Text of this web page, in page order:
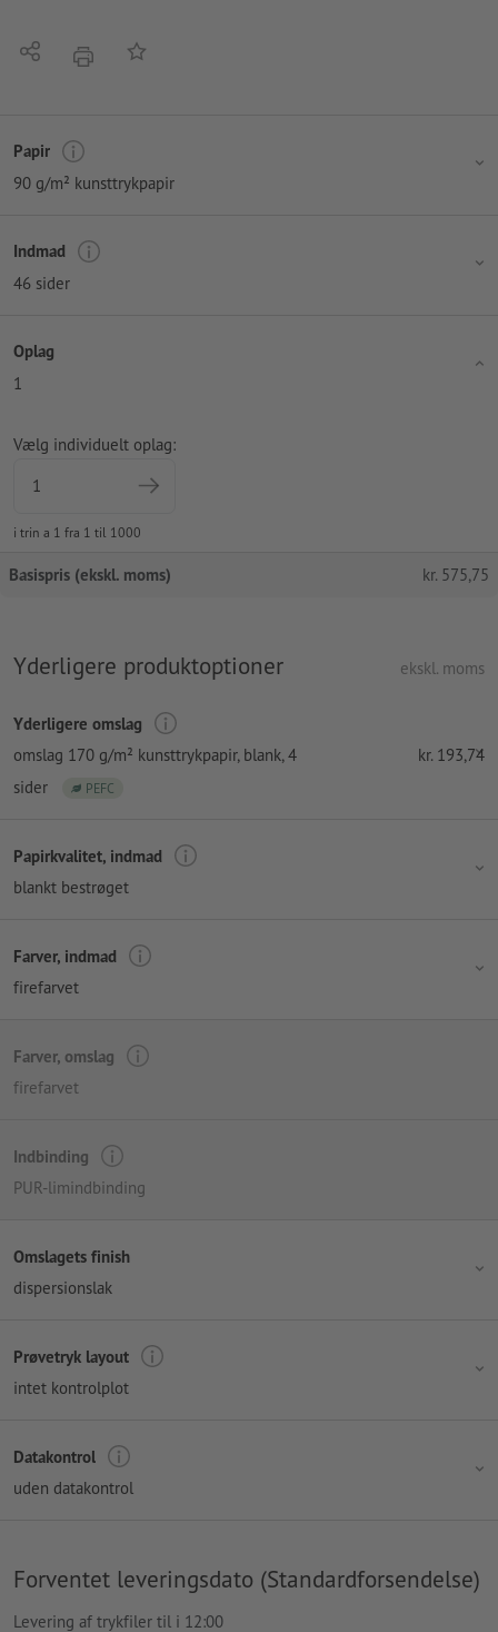
Del tryk Tilføj til huskelisten
Papir
90 g/m² kunsttrykpapir
Indmad
46 sider
Oplag
1
Vælg individuelt oplag:
i trin a 1 fra 1 til 1000
Basispris (ekskl. moms) kr. 575,75
Yderligere produktoptioner ekskl. moms
Yderligere omslag
omslag 170 g/m² kunsttrykpapir, blank, 4
sider
PEFC
kr. 193,74
Papirkvalitet, indmad
blankt bestrøget
Farver, indmad
firefarvet
Farver, omslag
firefarvet
Indbinding
PUR-limindbinding
Omslagets finish
dispersionslak
Prøvetryk layout
intet kontrolplot
Datakontrol
uden datakontrol
Forventet leveringsdato (Standardforsendelse)
Levering af trykfiler til i 12:00